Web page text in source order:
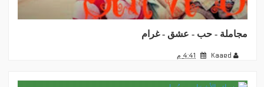
مجاملة - حب - عشق - غرام
Kaaed 4:41 م